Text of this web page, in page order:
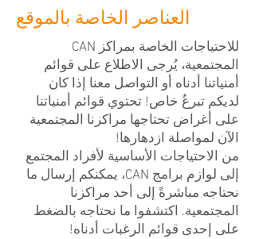
العناصر الخاصة بالموقع
للاحتياجات الخاصة بمراكز CAN
المجتمعية، يُرجى الاطلاع على قوائم
أمنياتنا أدناه أو التواصل معنا إذا كان
لديكم تبرعٌ خاص! تحتوي قوائم أمنياتنا
على أغراض تحتاجها مراكزنا المجتمعية
الآن لمواصلة ازدهارها!
من الاحتياجات الأساسية لأفراد المجتمع
إلى لوازم برامج CAN، يمكنكم إرسال ما
نحتاجه مباشرةً إلى أحد مراكزنا
المجتمعية. اكتشفوا ما نحتاجه بالضغط
على إحدى قوائم الرغبات أدناه!